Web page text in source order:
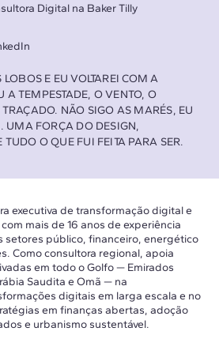
Digital na Baker Tilly
E EU VOLTAREI COM A
A TEMPESTADE, O VENTO, O
NÃO SIGO AS MARÉS, EU
UMA FORÇA DO DESIGN,
O QUE FUI FEITA PARA SER.
executiva de transformação digital e
mais de 16 anos de experiência
setores público, financeiro, energético
Como consultora regional, apoia
em todo o Golfo — Emirados
Saudita e Omã — na
digitais em larga escala e no
em finanças abertas, adoção
e urbanismo sustentável.